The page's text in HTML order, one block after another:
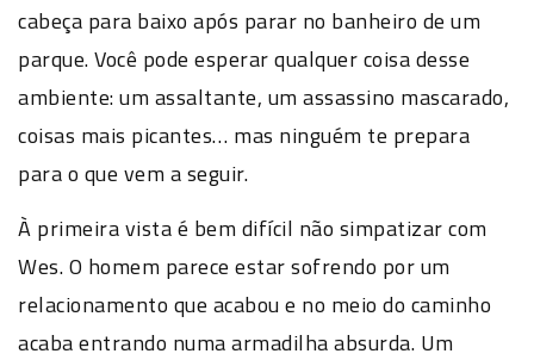
cabeça para baixo após parar no banheiro de um
parque. Você pode esperar qualquer coisa desse
ambiente: um assaltante, um assassino mascarado,
coisas mais picantes… mas ninguém te prepara
para o que vem a seguir.
À primeira vista é bem difícil não simpatizar com
Wes. O homem parece estar sofrendo por um
relacionamento que acabou e no meio do caminho
acaba entrando numa armadilha absurda. Um